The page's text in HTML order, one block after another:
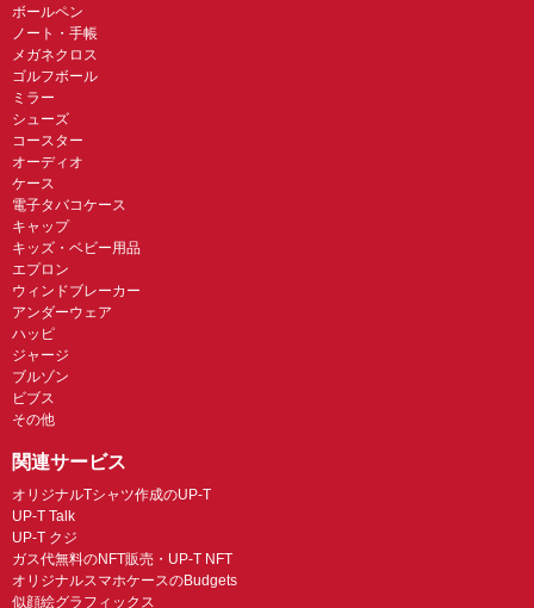
ボールペン
ノート・手帳
メガネクロス
ゴルフボール
ミラー
シューズ
コースター
オーディオ
ケース
電子タバコケース
キャップ
キッズ・ベビー用品
エプロン
ウィンドブレーカー
アンダーウェア
ハッピ
ジャージ
ブルゾン
ビブス
その他
関連サービス
オリジナルTシャツ作成のUP-T
UP-T Talk
UP-T クジ
ガス代無料のNFT販売・UP-T NFT
オリジナルスマホケースのBudgets
似顔絵グラフィックス